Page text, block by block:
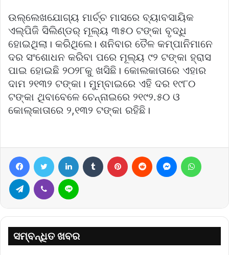
ଉଲ୍ଲେଖଯୋଗ୍ୟ ମାର୍ଚ୍ଚ ମାସରେ ବ୍ୟାବସାୟିକ
ଏଲ୍‌ପିଜି ସିଲିଣ୍ଡର୍‌ ମୂଲ୍ୟ ୩୫୦ ଟଙ୍କା ବୃଦ୍ଧି
ହୋଇଥିଲା। କରିଥିଲେ। ଶନିବାର ତୈଳ କମ୍ପାନିମାନେ
ଦର ସଂଶୋଧନ କରିବା ପରେ ମୂଲ୍ୟ ୯୨ ଟଙ୍କା ହ୍ରାସ
ପାଇ ହୋଇଛି ୨୦୨୮କୁ ଖସିଛି। କୋଲକାତାରେ ଏହାର
ଦାମ ୨୧୩୨ ଟଙ୍କା। ମୁମ୍ବାଇରେ ଏହି ଦର ୧୯୮୦
ଟଙ୍କା ଥିବାବେଳେ ଚେନ୍ନାଇରେ ୨୧୯୨.୫୦ ଓ
କୋଲ୍‌କାତାରେ ୨,୧୩୨ ଟଙ୍କା ରହିଛି।
FacebookTwitter LinkedIn Tumblr Pinterest Reddit Messenger
Telegram Viber Line
ସମ୍ବନ୍ଧିତ ଖବର